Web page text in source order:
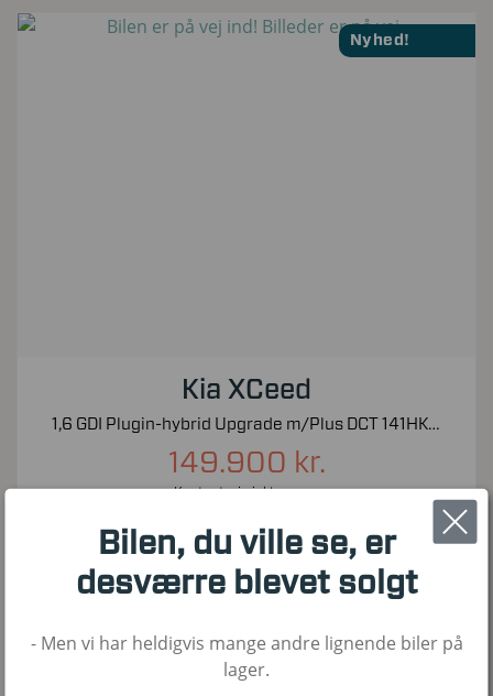
Nyhed!
Kia XCeed
1,6 GDI Plugin-hybrid Upgrade m/Plus DCT 141HK 5d 6g Aut.
149.900 kr.
Kontantpris inkl. moms
65.000
KM
2020
1. Reg
Hybrid
Brændstof
Nyhed!
Bilen, du ville se, er
desværre blevet solgt
- Men vi har heldigvis mange andre lignende biler på
lager.